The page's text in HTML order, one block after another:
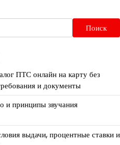
Поиск
ПТС онлайн на карту без
и документы
и принципы звучания
выдачи, процентные ставки и